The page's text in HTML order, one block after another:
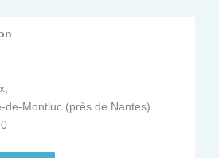
de-Montluc (près de Nantes)